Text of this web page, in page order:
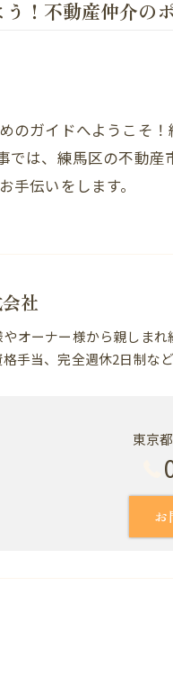
！不動産仲介の
のガイドへようこそ
では、練馬区の不動
伝いをします。
社
オーナー様から親しま
手当、完全週休2日制な
東京
お